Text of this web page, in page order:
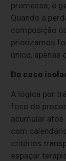
promessa; é
Quando a
composição
priorizamos
único, apenas
Do caso
A lógica por
foco do
acumular atos
com
critérios
espaçar